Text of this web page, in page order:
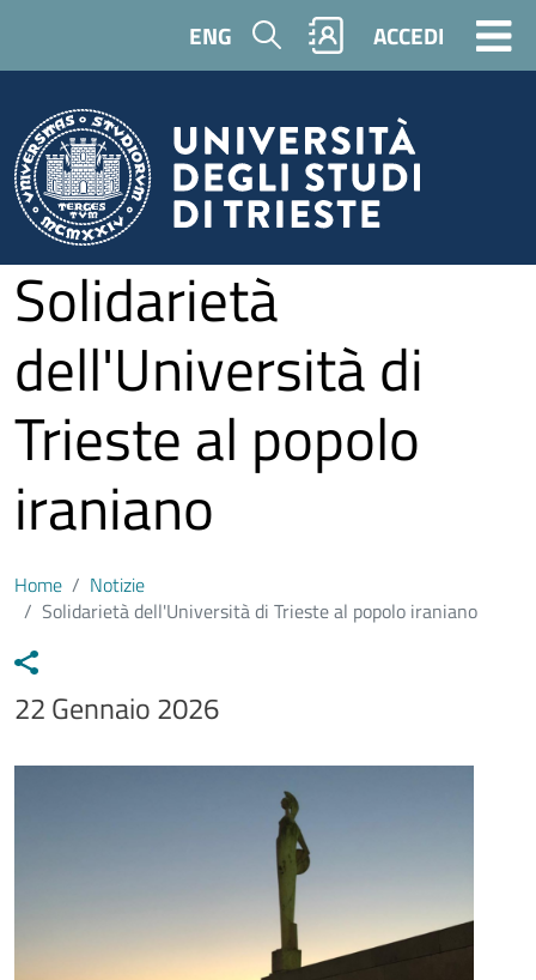
ENG Cerca ACCEDI
Solidarietà
dell'Università di
Trieste al popolo
iraniano
Home
Notizie
Solidarietà dell'Università di Trieste al popolo iraniano
Data notizia
22 Gennaio 2026
Immagine
Image
Testo notizia